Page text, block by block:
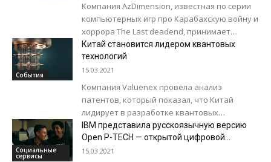
Компания AzDimension, известная по серии
компьютерных игр про Карабахскую войну и
хоррора The Last deadend, принимает
участие в международном конкурсе White
Nights для создателей...
События
Китай становится лидером квантовых
технологий
15.03.2021
Компания Valuenex провела анализ
патентов, который показал, что Китай
лидирует в разработке квантовых
технологий. Сначала специалисты взяли все
патенты, связанные с квантовыми
технологиями. Лидером стала...
Социальные
сервисы
IBM представила русскоязычную версию
Open P-TECH — открытой цифровой
платформы для профессионалов будущего
15.03.2021